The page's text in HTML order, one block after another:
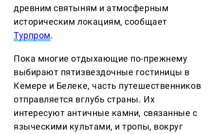
древним святыням и атмосферным
историческим локациям, сообщает
Турпром.
Пока многие отдыхающие по-прежнему
выбирают пятизвездочные гостиницы в
Кемере и Белеке, часть путешественников
отправляется вглубь страны. Их
интересуют античные камни, связанные с
языческими культами, и тропы, вокруг